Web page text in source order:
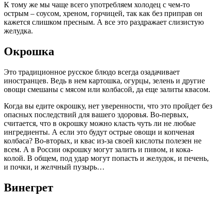
К тому же мы чаще всего употребляем холодец с чем-то
острым – соусом, хреном, горчицей, так как без приправ он
кажется слишком пресным. А все это раздражает слизистую
желудка.
Окрошка
Это традиционное русское блюдо всегда озадачивает
иностранцев. Ведь в нем картошка, огурцы, зелень и другие
овощи смешаны с мясом или колбасой, да еще залиты квасом.
Когда вы едите окрошку, нет уверенности, что это пройдет без
опасных последствий для вашего здоровья. Во-первых,
считается, что в окрошку можно класть чуть ли не любые
ингредиенты. А если это будут острые овощи и копченая
колбаса? Во-вторых, и квас из-за своей кислоты полезен не
всем. А в России окрошку могут залить и пивом, и кока-
колой. В общем, под удар могут попасть и желудок, и печень,
и почки, и желчный пузырь…
Винегрет